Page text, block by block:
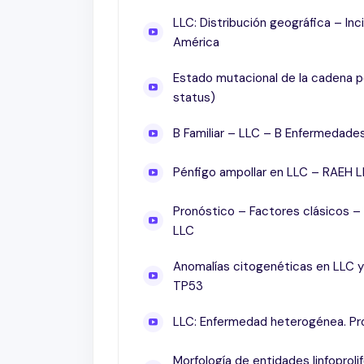
Morfología de entidades
Conclusiones
RAEH. Del17p & Estado Mutacional IgVh
Decisión de tratamiento en LLC
Indice de pronóstico
Anti CD20 (rituximab) R-quimio en
CLL10 (Grupo Alemán). FCR vs BR en
Ibrutinib para pacientes con
Ibrutinib como tratamiento inicial para
Comparación de los resultados de
LLC: Distribución geográfica –
América
Estado mutacional de la cadena
status)
B Familiar – LLC – B
Pénfigo ampollar en LLC – RAEH
Pronóstico – Factores clásicos –
LLC
Anomalías citogenéticas en LLC
TP53
LLC: Enfermedad heterogénea.
Morfología de entidades